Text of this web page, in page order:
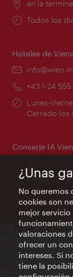
Lugar:
en la
Horarios
Todos los
Hoteles de
e-
Teléfono:
+43-1-24 555
Horarios
de
Lunes-
Cerrado los
Conserje IA
Información
Contacto
Aviso legal
Política de privacidad
¿Unas
No queremos
cookies son
mejor servicio
valoraciones
ofrecer un
intereses. Si
tiene la